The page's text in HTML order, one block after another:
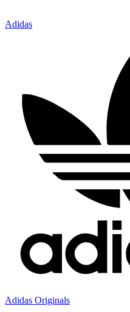
Adidas
Adidas Originals